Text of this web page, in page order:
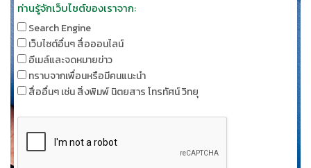
ท่านรู้จักเว็บไซต์ของเราจาก:
Search Engine
เว็บไซต์อื่นๆ สื่อออนไลน์
อีเมล์และจดหมายข่าว
ทราบจากเพื่อนหรือมีคนแนะนำ
สื่ออื่นๆ เช่น สิ่งพิมพ์ นิตยสาร โทรทัศน์ วิทยุ